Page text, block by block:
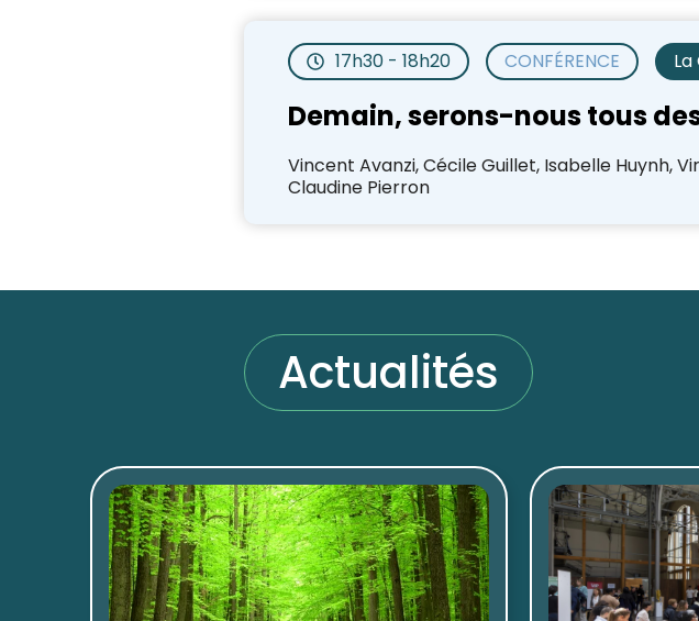
17h30 - 18h20 CONFÉRENCE
Demain, serons-nous tous
Vincent Avanzi, Cécile Guillet, Isabelle Huynh,
Claudine Pierron
Actualités